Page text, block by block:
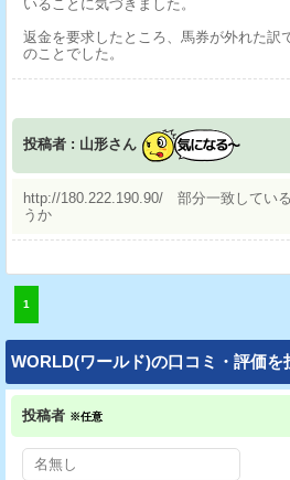
いることに気づきました。
返金を要求したところ、馬券が外れた訳
のことでした。
投稿者 : 山形さん
http://180.222.190.90/ 部分一致してい
うか
1
WORLD(ワールド)の口コミ・評価を
投稿者 ※任意